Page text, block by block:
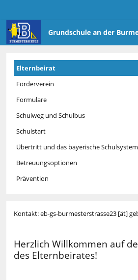
Grundschule an der
Schüler
und
Eltern
Elternbeirat
Förderverein
Formulare
Schulweg und Schulbus
Schulstart
Übertritt und das bayerische Schulsystem
Betreuungsoptionen
Prävention
Kontakt:eb-gs-burmesterstrasse23 [ät]
Herzlich Willkommen auf
des Elternbeirates!